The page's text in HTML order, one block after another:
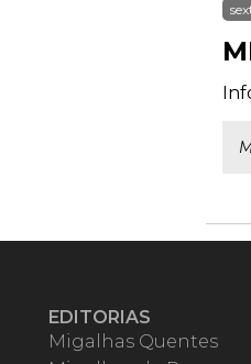
EDITORIAS
Migalhas Quentes